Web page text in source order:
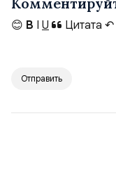
😊 B I U Цитата ↶
Отправить